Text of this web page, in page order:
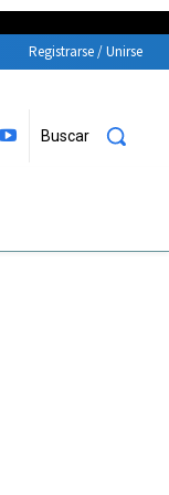
Registrarse / Unirse
Buscar